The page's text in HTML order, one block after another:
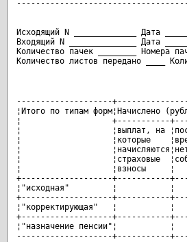
Исходящий N _____________ Дата
Входящий N ______________ Дата
Количество пачек ________ Номера
Количество листов передано ____
--------------------
¦Итого по типам форм¦Начислено
¦                   +-----------
¦                   ¦выплат, на
¦                   ¦которые
¦
¦                   ¦страховые
¦                   ¦взносы
+-------------------+-----------
¦"исходная"         ¦
+-------------------+-----------
¦"корректирующая"   ¦
+-------------------+-----------
¦"назначение пенсии"¦
--------------------+-----------